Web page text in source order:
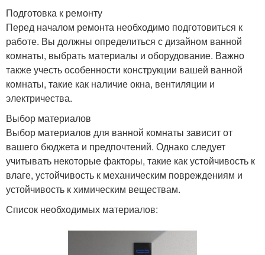
Подготовка к ремонту
Перед началом ремонта необходимо подготовиться к
работе. Вы должны определиться с дизайном ванной
комнаты, выбрать материалы и оборудование. Важно
также учесть особенности конструкции вашей ванной
комнаты, такие как наличие окна, вентиляции и
электричества.
Выбор материалов
Выбор материалов для ванной комнаты зависит от
вашего бюджета и предпочтений. Однако следует
учитывать некоторые факторы, такие как устойчивость к
влаге, устойчивость к механическим повреждениям и
устойчивость к химическим веществам.
Список необходимых материалов: